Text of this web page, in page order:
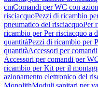
cmComandi per WC con
risciacquoPezzi di ricambio
pneumatico del risciacquoPer
ricambio per Per risciacquo a
quantitàPezzi di ricambio per
quantitàAccessori per
Accessori per comandi per
ricambio per Kit per il
azionamento elettronico del
MonolithModuli sanitari per